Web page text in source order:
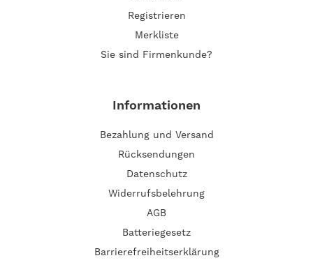
Registrieren
Merkliste
Sie sind Firmenkunde?
Informationen
Bezahlung und Versand
Rücksendungen
Datenschutz
Widerrufsbelehrung
AGB
Batteriegesetz
Barrierefreiheitserklärung